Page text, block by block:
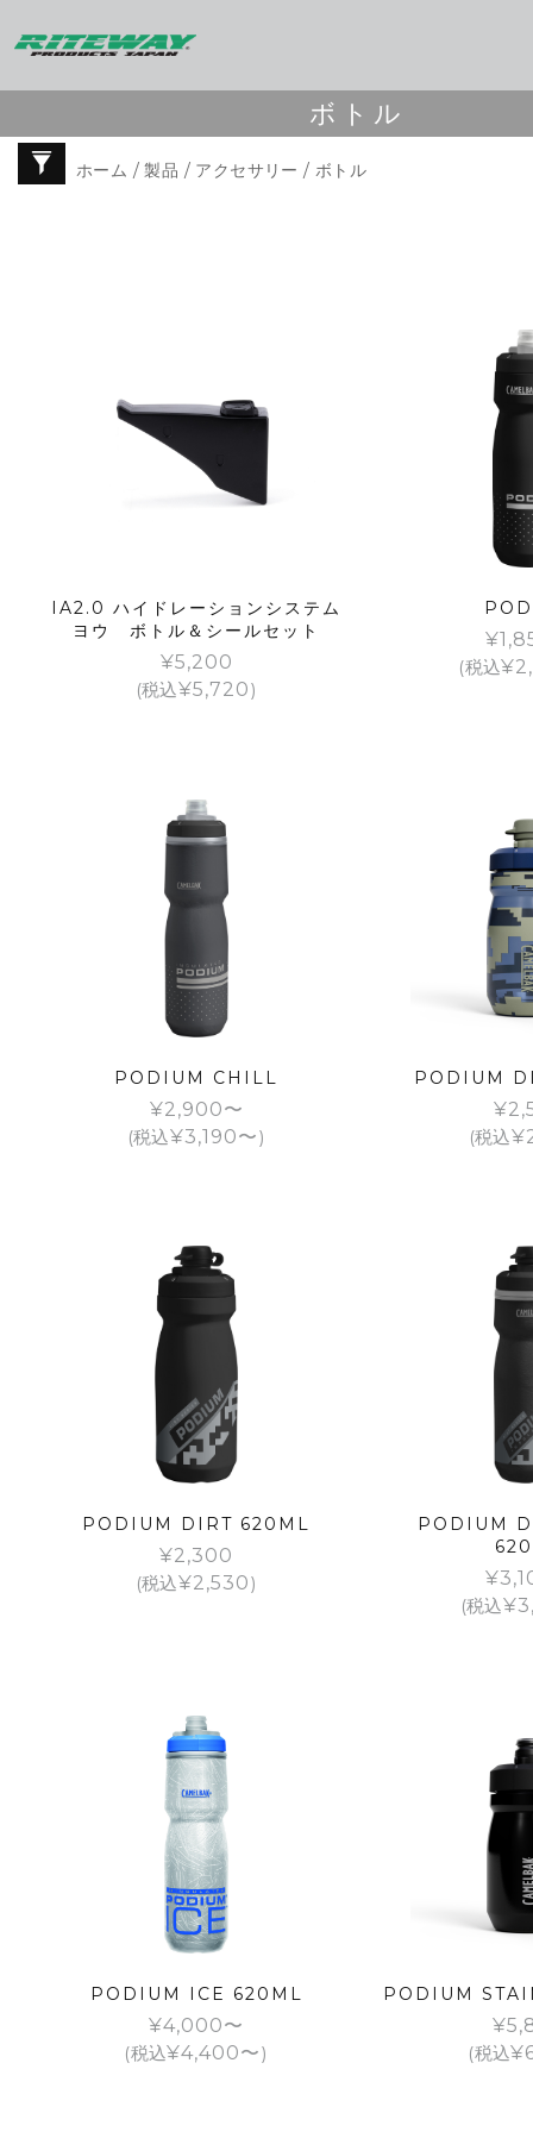
ボトル
ホーム /製品 / アクセサリー / ボトル
IA2.0 ハイドレーションシステム
ヨウ ボトル＆シールセット
¥5,200
(税込¥5,720)
¥
(税込¥
PODIUM CHILL
¥2,900
(税込¥3,190 )
PODIUM
¥
(税込¥
PODIUM DIRT 620ML
¥2,300
(税込¥2,530)
PODIUM
¥
(税込¥
PODIUM ICE 620ML
¥4,000
(税込¥4,400 )
PODIUM
¥
(税込¥